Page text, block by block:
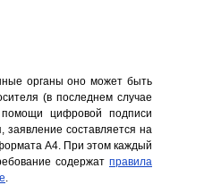
органы оно может быть
(в последнем случае
цифровой подписи
заявление составляется на
А4. При этом каждый
содержат правила
.